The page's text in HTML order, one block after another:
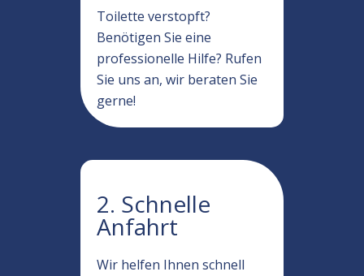
Toilette verstopft?
Benötigen Sie eine
professionelle Hilfe? Rufen
Sie uns an, wir beraten Sie
gerne!
2. Schnelle
Anfahrt
Wir helfen Ihnen schnell